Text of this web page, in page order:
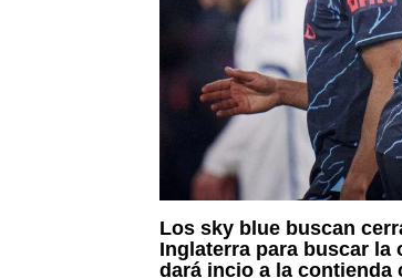
Los sky blue buscan
Inglaterra para buscar la
dará incio a la contienda